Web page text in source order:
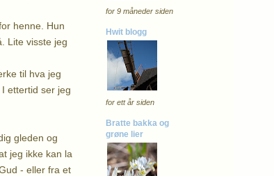
henne. Hun
Lite visste jeg
til hva jeg
ettertid ser jeg
gleden og
jeg ikke kan la
- eller fra et
for 9 måneder siden
Hwit blogg
for ett år siden
Bratte bakka og
grøne lier